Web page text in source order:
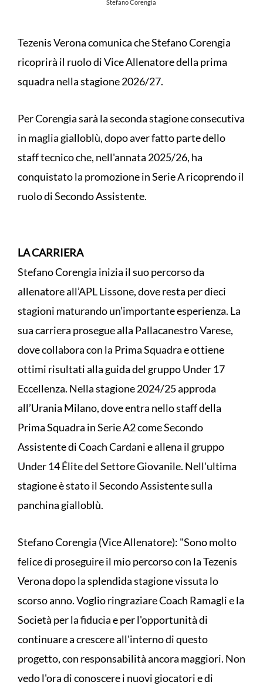
Stefano Corengia
Tezenis Verona comunica che Stefano Corengia
ricoprirà il ruolo di Vice Allenatore della prima
squadra nella stagione 2026/27.
Per Corengia sarà la seconda stagione consecutiva
in maglia gialloblù, dopo aver fatto parte dello
staff tecnico che, nell'annata 2025/26, ha
conquistato la promozione in Serie A ricoprendo il
ruolo di Secondo Assistente.
LA CARRIERA
Stefano Corengia inizia il suo percorso da
allenatore all’APL Lissone, dove resta per dieci
stagioni maturando un’importante esperienza. La
sua carriera prosegue alla Pallacanestro Varese,
dove collabora con la Prima Squadra e ottiene
ottimi risultati alla guida del gruppo Under 17
Eccellenza. Nella stagione 2024/25 approda
all’Urania Milano, dove entra nello staff della
Prima Squadra in Serie A2 come Secondo
Assistente di Coach Cardani e allena il gruppo
Under 14 Élite del Settore Giovanile. Nell'ultima
stagione è stato il Secondo Assistente sulla
panchina gialloblù.
Stefano Corengia (Vice Allenatore): "Sono molto
felice di proseguire il mio percorso con la Tezenis
Verona dopo la splendida stagione vissuta lo
scorso anno. Voglio ringraziare Coach Ramagli e la
Società per la fiducia e per l'opportunità di
continuare a crescere all'interno di questo
progetto, con responsabilità ancora maggiori. Non
vedo l'ora di conoscere i nuovi giocatori e di